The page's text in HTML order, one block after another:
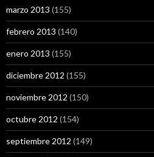
marzo 2013 (155)
febrero 2013 (140)
enero 2013 (155)
diciembre 2012 (155)
noviembre 2012 (150)
octubre 2012 (154)
septiembre 2012 (149)